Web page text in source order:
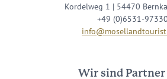
Kordelweg 1 | 54470
+49 (0)6531-97330
Wir sind Partner